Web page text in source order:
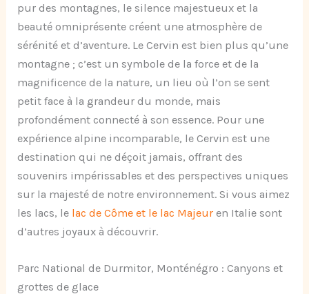
pur des montagnes, le silence majestueux et la
beauté omniprésente créent une atmosphère de
sérénité et d’aventure. Le Cervin est bien plus qu’une
montagne ; c’est un symbole de la force et de la
magnificence de la nature, un lieu où l’on se sent
petit face à la grandeur du monde, mais
profondément connecté à son essence. Pour une
expérience alpine incomparable, le Cervin est une
destination qui ne déçoit jamais, offrant des
souvenirs impérissables et des perspectives uniques
sur la majesté de notre environnement. Si vous aimez
les lacs, le lac de Côme et le lac Majeur en Italie sont
d’autres joyaux à découvrir.
Parc National de Durmitor, Monténégro : Canyons et
grottes de glace